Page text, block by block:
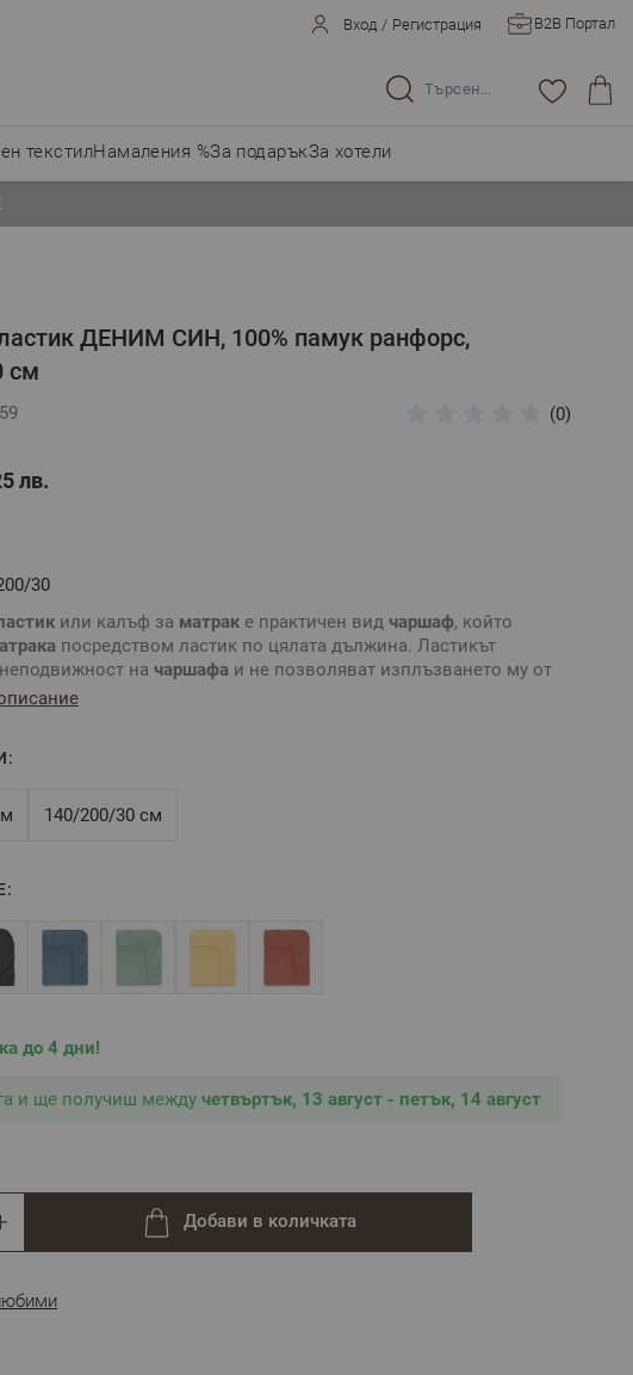
Вход / Регистрация B2B Портал
Търсене в целия магазин...
текстилНамаления %За подаръкЗа хотели
ДЕНИМ СИН, 100% памук ранфорс,
см
(0)
лв.
30
или калъф за матрак е практичен вид чаршаф, който
посредством ластик по цялата дължина. Ластикът
на чаршафа и не позволяват изплъзването му от
размера на
син
илюстративни и е възможно разминаване в тоновете и
настройките на използваното устройство.
140/200/30 см
до 4 дни!
и ще получиш между четвъртък, 13 август - петък, 14 август
Добави в количката